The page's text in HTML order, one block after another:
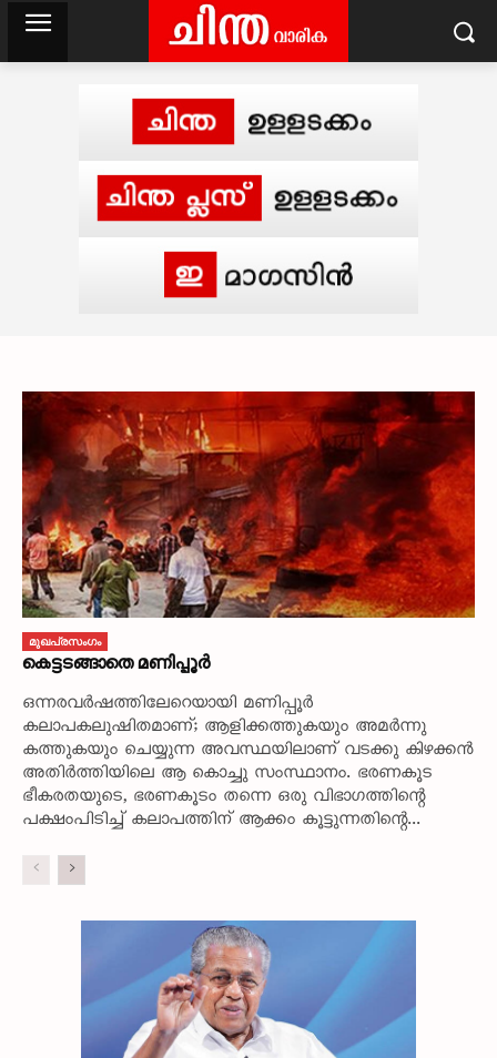
മുഖപ്രസംഗം
കെട്ടടങ്ങാതെ മണിപ്പൂർ
ഒന്നരവർഷത്തിലേറെയായി മണിപ്പൂർ
കലാപകലുഷിതമാണ്; ആളിക്കത്തുകയും അമർന്നു
കത്തുകയും ചെയ്യുന്ന അവസ്ഥയിലാണ് വടക്കു കിഴക്കൻ
അതിർത്തിയിലെ ആ കൊച്ചു സംസ്ഥാനം. ഭരണകൂട
ഭീകരതയുടെ, ഭരണകൂടം തന്നെ ഒരു വിഭാഗത്തിന്റെ
പക്ഷംപിടിച്ച് കലാപത്തിന് ആക്കം കൂട്ടുന്നതിന്റെ...